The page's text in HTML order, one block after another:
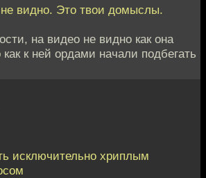
видно. Это твои домыслы.
на видео не видно как она
к ней ордами начали подбегать
исключительно хриплым